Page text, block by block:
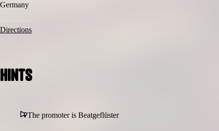
Germany
Directions
Hints
The promoter is Beatgeflüster